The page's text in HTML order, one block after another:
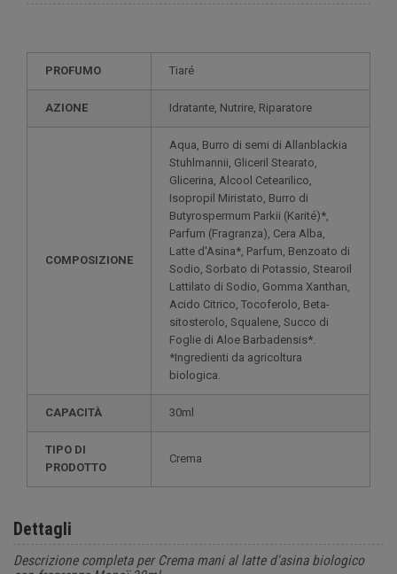
PROFUMO Tiaré
AZIONE Idratante, Nutrire, Riparatore
COMPOSIZIONE
Aqua, Burro di semi di Allanblackia
Stuhlmannii, Gliceril Stearato,
Glicerina, Alcool Cetearilico,
Isopropil Miristato, Burro di
Butyrospermum Parkii (Karité)*,
Parfum (Fragranza), Cera Alba,
Latte d'Asina*, Parfum, Benzoato di
Sodio, Sorbato di Potassio, Stearoil
Lattilato di Sodio, Gomma Xanthan,
Acido Citrico, Tocoferolo, Beta-
sitosterolo, Squalene, Succo di
Foglie di Aloe Barbadensis*.
*Ingredienti da agricoltura
biologica.
CAPACITÀ 30ml
TIPO DI
PRODOTTO
Crema
Dettagli
Descrizione completa per Crema mani al latte d'asina biologico